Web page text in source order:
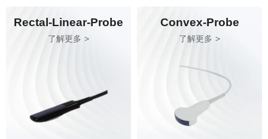
Rectal-Linear-Probe
了解更多
Convex-Probe
了解更多